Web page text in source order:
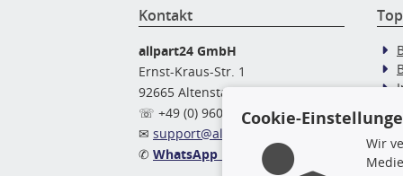
Kontakt
allpart24 GmbH
Ernst-Kraus-Str. 1
92665 Altenstadt
☏ +49 (0) 9602 / 9 42 49 46
✉ support@allpart24.de
✆ WhatsApp Nachricht
Cookie-
Wir